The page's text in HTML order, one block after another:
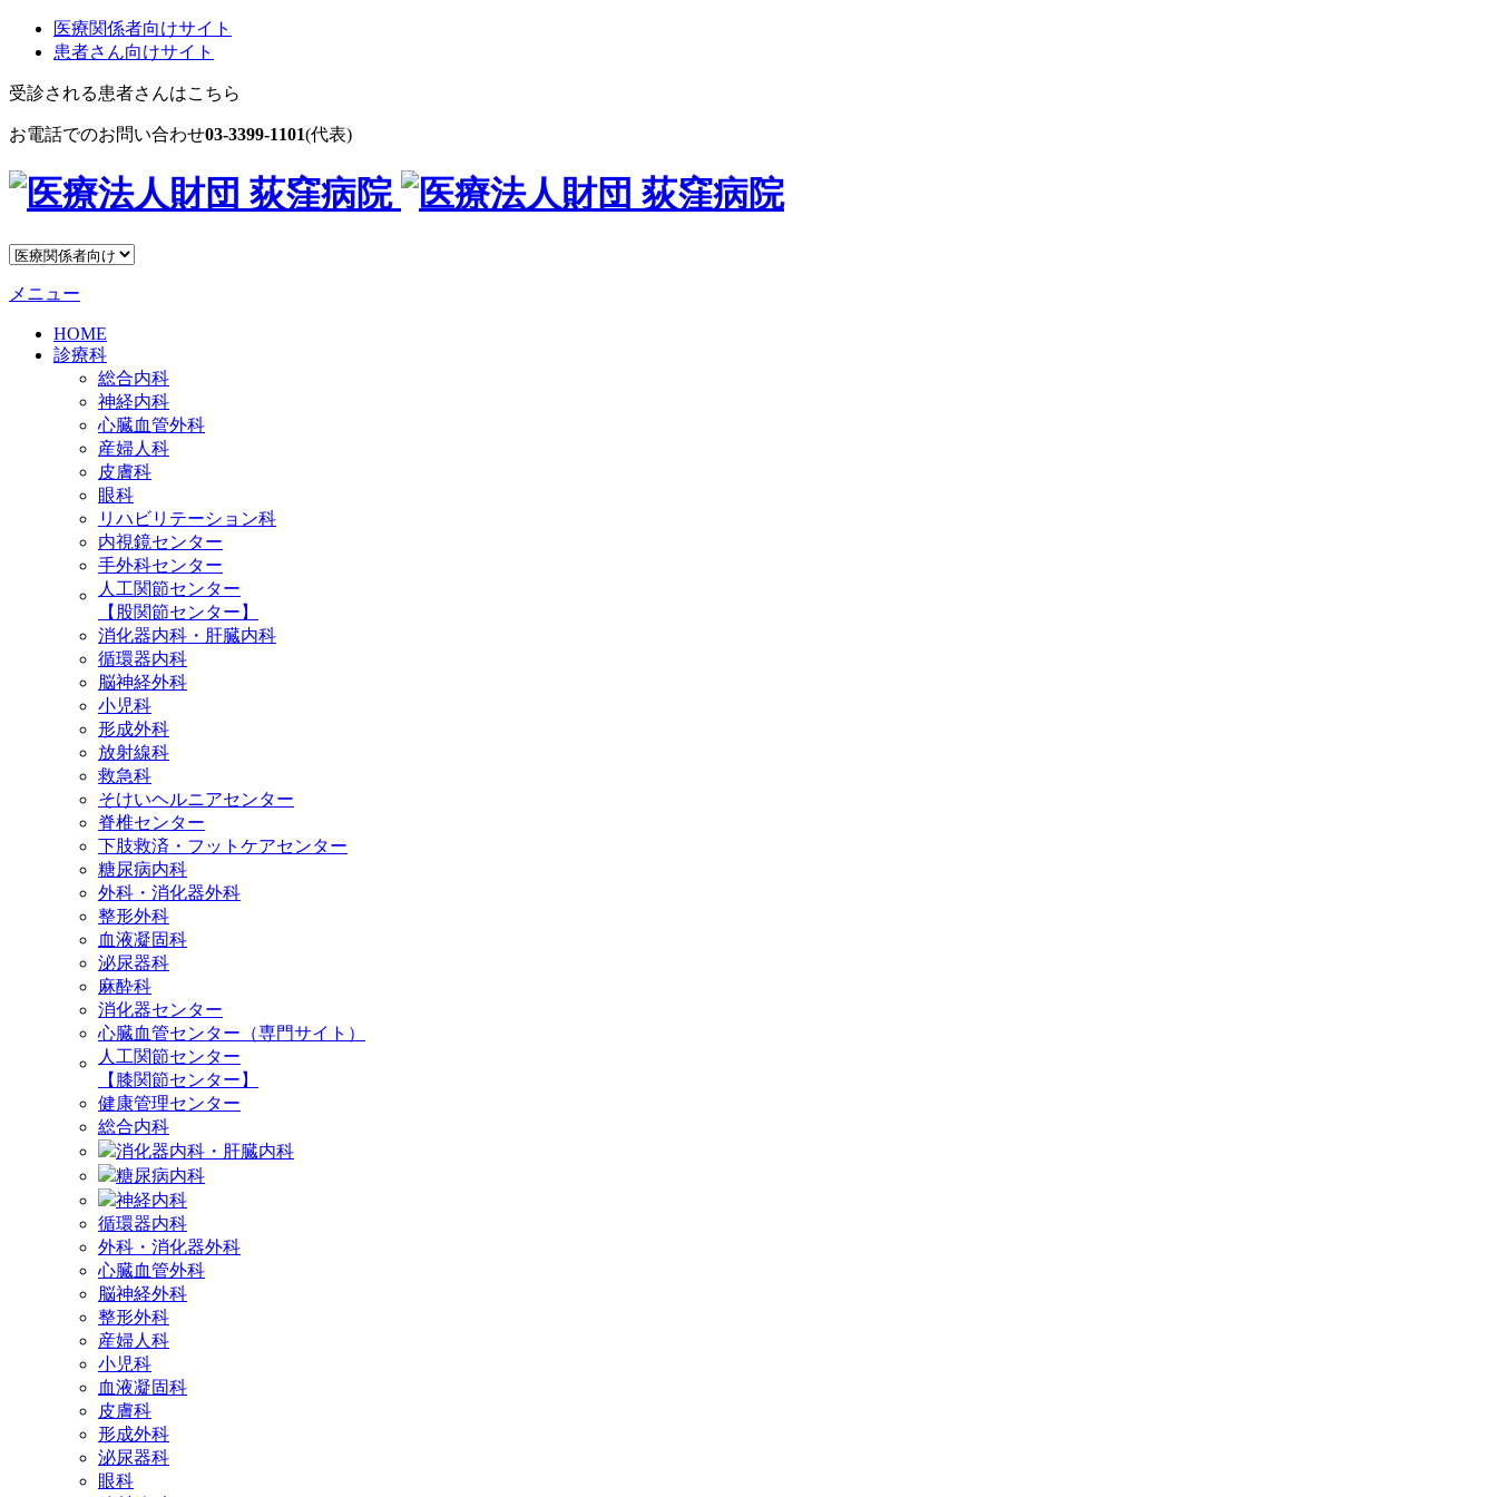
医療関係者向けサイト
患者さん向けサイト
受診される患者さんはこちら
お電話でのお問い合わせ03-3399-1101(代表)
メニュー
HOME
診療科
総合内科
神経内科
心臓血管外科
産婦人科
皮膚科
眼科
リハビリテーション科
内視鏡センター
手外科センター
人工関節センター
【股関節センター】
消化器内科・肝臓内科
循環器内科
脳神経外科
小児科
形成外科
放射線科
救急科
そけいヘルニアセンター
脊椎センター
下肢救済・フットケアセンター
糖尿病内科
外科・消化器外科
整形外科
血液凝固科
泌尿器科
麻酔科
消化器センター
心臓血管センター（専門サイト）
人工関節センター
【膝関節センター】
健康管理センター
総合内科
消化器内科・肝臓内科
糖尿病内科
神経内科
循環器内科
外科・消化器外科
心臓血管外科
脳神経外科
整形外科
産婦人科
小児科
血液凝固科
皮膚科
形成外科
泌尿器科
眼科